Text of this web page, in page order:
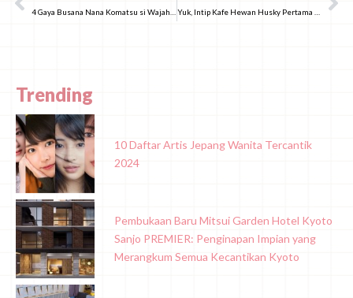
Trending
10 Daftar Artis Jepang Wanita Tercantik
2024
Pembukaan Baru Mitsui Garden Hotel Kyoto
Sanjo PREMIER: Penginapan Impian yang
Merangkum Semua Kecantikan Kyoto